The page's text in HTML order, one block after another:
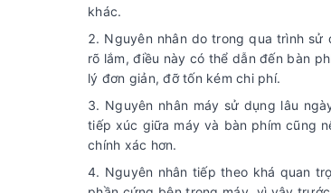
khác.
Nguyên nhân do trong qua trình
rõ lắm, điều này có thể dẫn đến bàn
lý đơn giản, đỡ tốn kém chi phí.
Nguyên nhân máy sử dụng lâu
tiếp xúc giữa máy và bàn phím cũng
chính xác hơn.
Nguyên nhân tiếp theo khá quan